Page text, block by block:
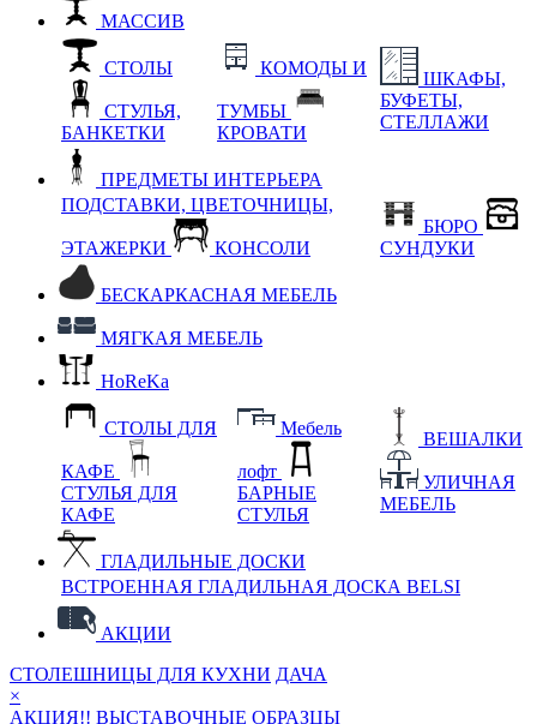
МАССИВ
СТОЛЫ
СТУЛЬЯ,
БАНКЕТКИ
КОМОДЫ И
ТУМБЫ
КРОВАТИ
ШКАФЫ,
БУФЕТЫ,
СТЕЛЛАЖИ
ПРЕДМЕТЫ ИНТЕРЬЕРА
ПОДСТАВКИ, ЦВЕТОЧНИЦЫ,
ЭТАЖЕРКИ КОНСОЛИ
БЮРО
СУНДУКИ
БЕСКАРКАСНАЯ МЕБЕЛЬ
МЯГКАЯ МЕБЕЛЬ
HoReKa
СТОЛЫ ДЛЯ
КАФЕ
СТУЛЬЯ ДЛЯ
КАФЕ
Мебель
лофт
БАРНЫЕ
СТУЛЬЯ
ВЕШАЛКИ
УЛИЧНАЯ
МЕБЕЛЬ
ГЛАДИЛЬНЫЕ ДОСКИ
ВСТРОЕННАЯ ГЛАДИЛЬНАЯ ДОСКА BELSI
АКЦИИ
СТОЛЕШНИЦЫ ДЛЯ КУХНИ ДАЧА
×
АКЦИЯ!! ВЫСТАВОЧНЫЕ ОБРАЗЦЫ